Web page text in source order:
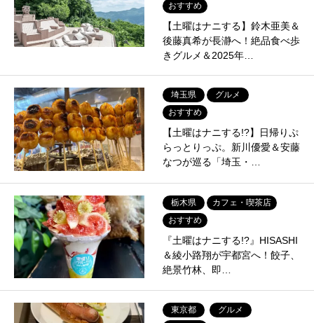
おすすめ
【土曜はナニする】鈴木亜美＆
後藤真希が長瀞へ！絶品食べ歩
きグルメ＆2025年…
埼玉県
グルメ
おすすめ
【土曜はナニする!?】日帰りぷ
らっとりっぷ。新川優愛＆安藤
なつが巡る「埼玉・…
栃木県
カフェ・喫茶店
おすすめ
『土曜はナニする!?』HISASHI
＆綾小路翔が宇都宮へ！餃子、
絶景竹林、即…
東京都
グルメ